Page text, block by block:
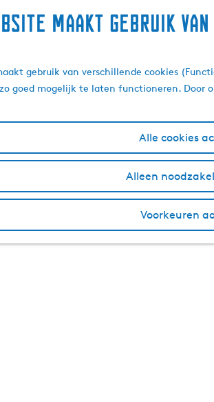
maakt gebruik
gebruik van verschillende cookies
goed mogelijk te laten functioneren. Door
Alle cookies
Alleen
Voorkeuren